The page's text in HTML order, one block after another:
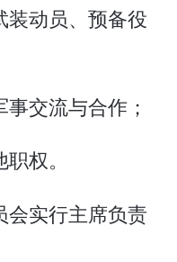
装动员、预备役
事交流与合作；
权。
实行主席负责